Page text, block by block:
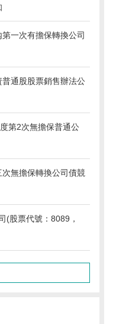
一次有擔保轉換公司
通股股票銷售辦法公
第2次無擔保普通公
無擔保轉換公司債競
(股票代號：8089，